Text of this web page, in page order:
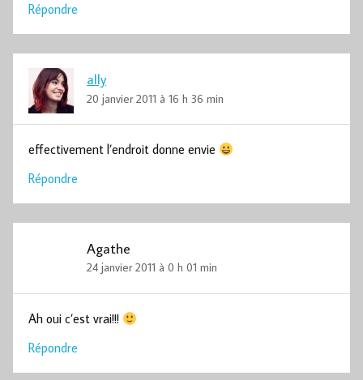
Répondre
ally
20 janvier 2011 à 16 h 36 min
effectivement l’endroit donne envie
Répondre
Agathe
24 janvier 2011 à 0 h 01 min
Ah oui c’est vrai!!!
Répondre